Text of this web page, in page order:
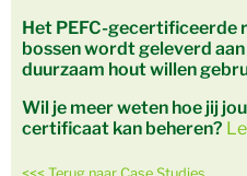
Het PEFC-gecertificeerde
bossen wordt geleverd
duurzaam hout willen
Wil je meer weten hoe jij
certificaat kan beheren?